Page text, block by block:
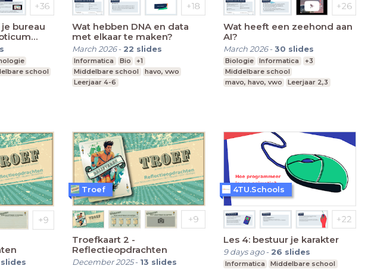
bureau
school
Wat hebben DNA en data
met elkaar te maken?
March 2026- 22 slides
Informatica Bio
+1
Middelbare school
havo, vwo
Leerjaar 4-6
Wat heeft een zeehond aan
AI?
March 2026-30 slides
Biologie Informatica
+3
Middelbare school
mavo, havo, vwo
Leerjaar 2,3
slides
Troefkaart 2 -
Reflectieopdrachten
December 2025- 13 slides
Troef
Les 4: bestuur je karakter
9 days ago- 26 slides
Informatica
Middelbare school
4TU.Schools